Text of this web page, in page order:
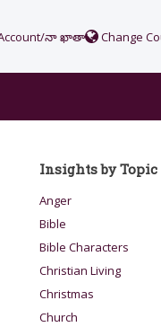
నా ఖాతా Change
Insights by Topic
Anger
Bible
Bible Characters
Christian Living
Christmas
Church